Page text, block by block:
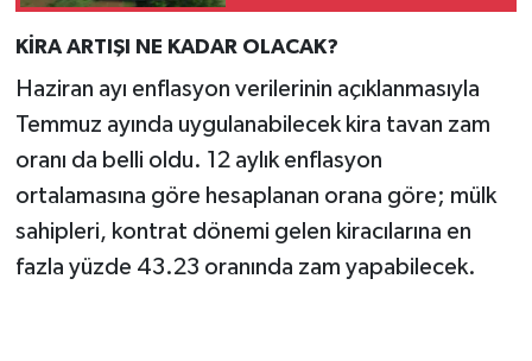
KİRA ARTIŞI NE KADAR OLACAK?
Haziran ayı enflasyon verilerinin açıklanmasıyla
Temmuz ayında uygulanabilecek kira tavan zam
oranı da belli oldu. 12 aylık enflasyon
ortalamasına göre hesaplanan orana göre; mülk
sahipleri, kontrat dönemi gelen kiracılarına en
fazla yüzde 43.23 oranında zam yapabilecek.
YAŞAM